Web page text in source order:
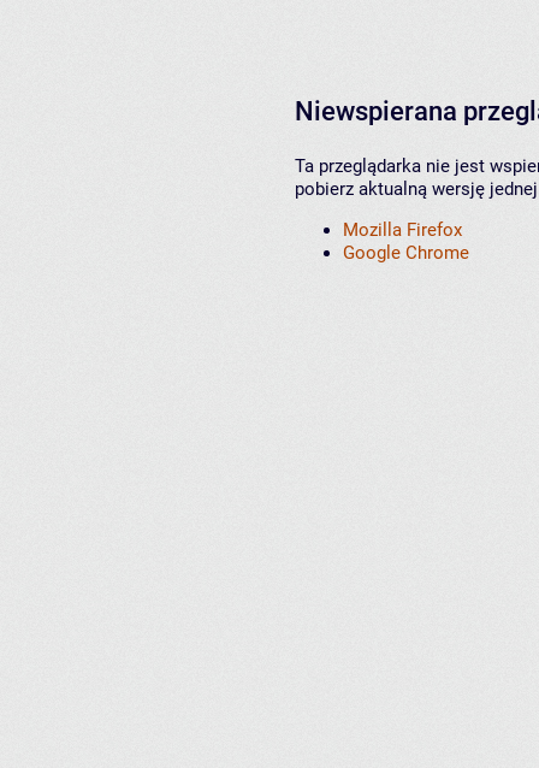
Niewspierana
Ta przeglądarka nie jest
pobierz aktualną wersję
Mozilla Firefox
Google Chrome